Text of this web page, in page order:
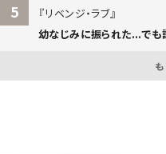
5
リベンジ・ラブ
幼なじみに振られた...でも